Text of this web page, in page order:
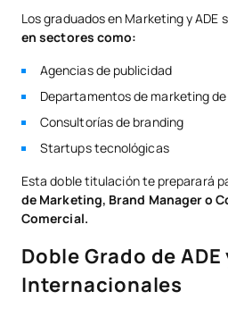
Los graduados en Marketing y ADE
en sectores como:
Agencias de publicidad
Departamentos de marketing
Consultorías de branding
Startups tecnológicas
Esta doble titulación te preparará
de Marketing, Brand Manager o
Comercial.
Doble Grado de
Internacionales